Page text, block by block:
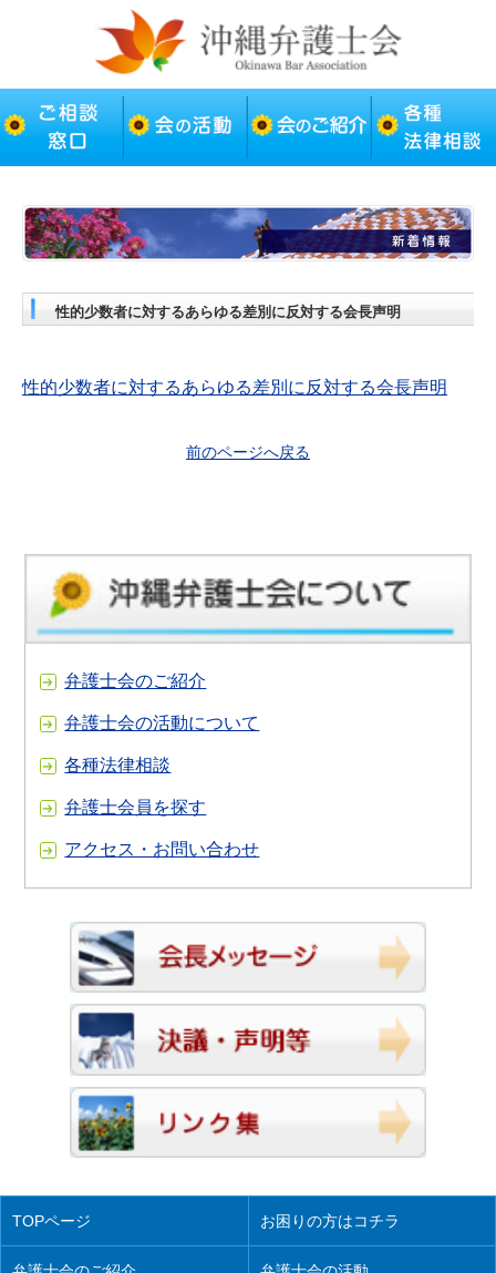
性的少数者に対するあらゆる差別に反対する会長声明
性的少数者に対するあらゆる差別に反対する会長声明
前のページへ戻る
弁護士会のご紹介
弁護士会の活動について
各種法律相談
弁護士会員を探す
アクセス・お問い合わせ
TOPページ お困りの方はコチラ